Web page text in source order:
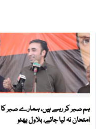
ہم صبر کر رہے ہیں، ہمارے صبر کا
امتحان نہ لیا جائے، بلاول بھٹو